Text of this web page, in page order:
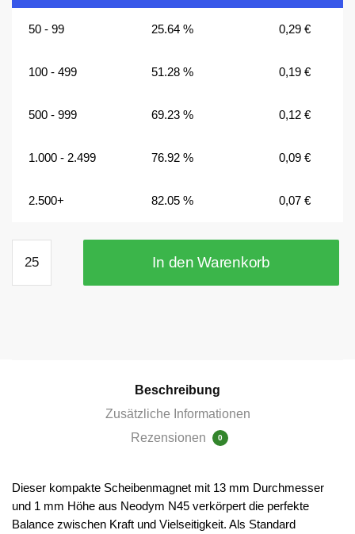
50 - 99 25.64 % 0,29€
100 - 499 51.28 % 0,19€
500 - 999 69.23 % 0,12€
1.000 - 2.499 76.92 % 0,09€
2.500+ 82.05 % 0,07€
mm
Scheibenmagnete
In den Warenkorb
Beschreibung
Zusätzliche Informationen
Rezensionen
0
Dieser kompakte Scheibenmagnet mit 13 mm Durchmesser
und 1 mm Höhe aus Neodym N45 verkörpert die perfekte
Balance zwischen Kraft und Vielseitigkeit. Als Standard